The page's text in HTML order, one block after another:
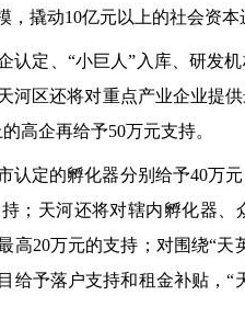
，撬动10亿元以上的社会资本
认定、 “小巨人” 入库、研发
河区还将对重点产业企业提
高企再给予50万元支持。
认定的孵化器分别给予40万元
；天河还将对辖内孵化器
高20万元的支持；对围绕“天
给予落户支持和租金补贴，“